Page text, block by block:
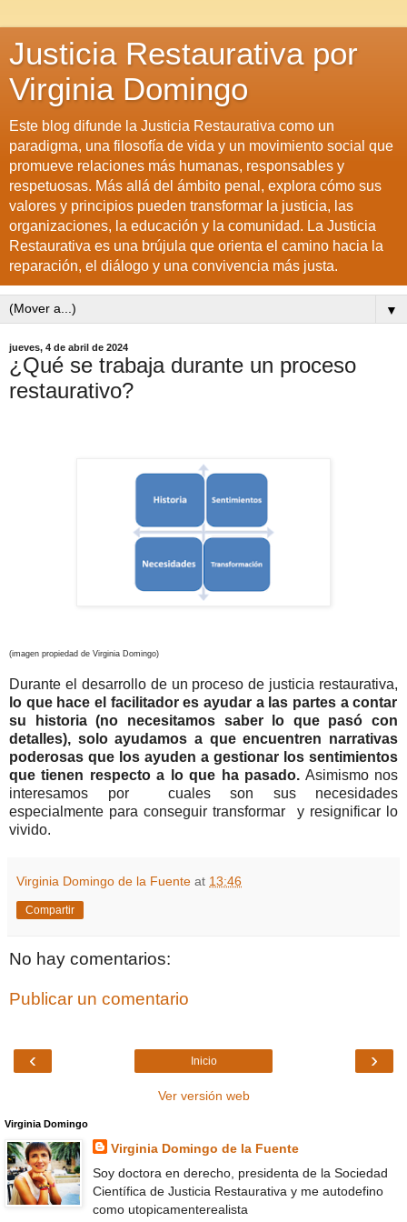
Justicia Restaurativa por
Virginia Domingo
Este blog difunde la Justicia Restaurativa como un
paradigma, una filosofía de vida y un movimiento social que
promueve relaciones más humanas, responsables y
respetuosas. Más allá del ámbito penal, explora cómo sus
valores y principios pueden transformar la justicia, las
organizaciones, la educación y la comunidad. La Justicia
Restaurativa es una brújula que orienta el camino hacia la
reparación, el diálogo y una convivencia más justa.
▼
jueves, 4 de abril de 2024
¿Qué se trabaja durante un proceso
restaurativo?
(imagen propiedad de Virginia Domingo)
Durante el desarrollo de un proceso de justicia restaurativa,
lo que hace el facilitador es ayudar a las partes a contar
su historia (no necesitamos saber lo que pasó con
detalles), solo ayudamos a que encuentren narrativas
poderosas que los ayuden a gestionar los sentimientos
que tienen respecto a lo que ha pasado. Asimismo nos
interesamos por cuales son sus necesidades
especialmente para conseguir transformar y resignificar lo
vivido.
Virginia Domingo de la Fuente at 13:46
Compartir
No hay comentarios:
Publicar un comentario
‹ ›
Inicio
Ver versión web
Virginia Domingo
Virginia Domingo de la Fuente
Soy doctora en derecho, presidenta de la Sociedad
Científica de Justicia Restaurativa y me autodefino
como utopicamenterealista